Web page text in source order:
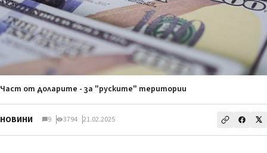
Част от доларите - за "руските" територии
НОВИНИ 9 3794 21.02.2025